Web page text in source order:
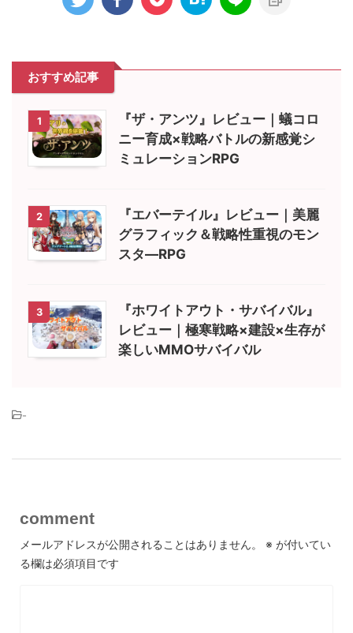
おすすめ記事
1
『ザ・アンツ』レビュー｜蟻コロ
ニー育成×戦略バトルの新感覚シ
ミュレーションRPG
2
『エバーテイル』レビュー｜美麗
グラフィック＆戦略性重視のモン
スタ―RPG
3
『ホワイトアウト・サバイバル』
レビュー｜極寒戦略×建設×生存が
楽しいMMOサバイバル
-
comment
メールアドレスが公開されることはありません。 ※ が付いてい
る欄は必須項目です